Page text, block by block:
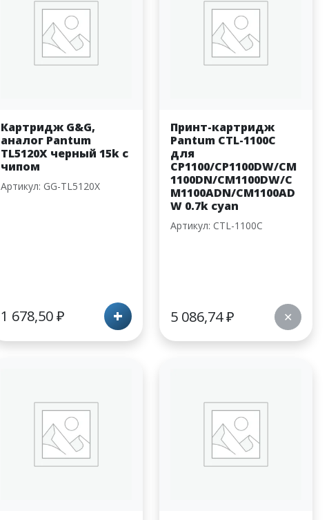
Картридж G&G,
аналог Pantum
TL5120X черный 15k с
чипом
Артикул: GG-TL5120X
1 678,50₽ +
Принт-картридж
Pantum CTL-1100C
для
CP1100/CP1100DW/CM
1100DN/CM1100DW/C
M1100ADN/CM1100AD
W 0.7k cyan
Артикул: CTL-1100C
5 086,74₽ ✕